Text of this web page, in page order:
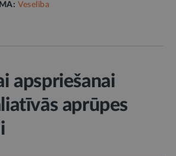
Veselība
apspriešanai
aprūpes